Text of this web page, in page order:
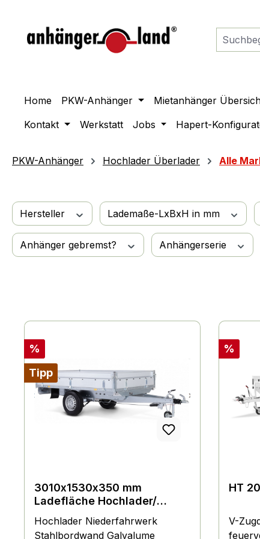
Home PKW-Anhänger Mietanhänger
Kontakt
Werkstatt Jobs Hapert-
PKW-Anhänger Hochlader Überlader Alle
Hersteller Lademaße-LxBxH in mm
Anhänger gebremst? Anhängerserie
Rabatt
%
Tipp
3010x1530x350 mm
Ladefläche Hochlader/
Niederfahrwerk
Hochlader Niederfahrwerk
Stahlbordwand Galvalume
Rabatt
%
HT
V-